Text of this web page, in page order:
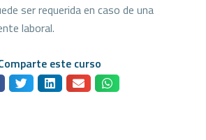
ser requerida en caso de una
laboral.
este curso